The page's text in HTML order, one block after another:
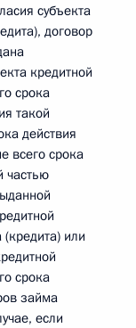
субъекта
договор
кредитной
срока
такой
действия
всего срока
частью
или
срока
займа
если